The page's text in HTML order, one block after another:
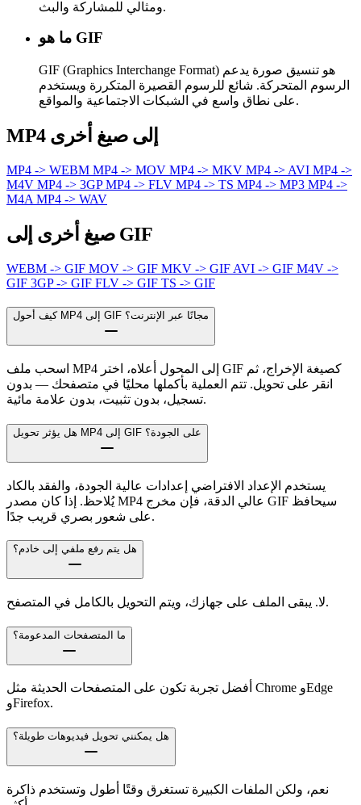
ومثالي للمشاركة والبث.
ما هو GIF
GIF (Graphics Interchange Format) هو تنسيق صورة يدعم
الرسوم المتحركة. شائع للرسوم القصيرة المتكررة ويستخدم
على نطاق واسع في الشبكات الاجتماعية والمواقع.
MP4 إلى صيغ أخرى
MP4 -> WEBM MP4 -> MOV MP4 -> MKV MP4 -> AVI MP4 ->
M4V MP4 -> 3GPMP4 -> FLV MP4 -> TS MP4 -> MP3 MP4 ->
M4A MP4 -> WAV
صيغ أخرى إلى GIF
WEBM -> GIF MOV -> GIF MKV -> GIF AVI -> GIF M4V ->
GIF 3GP -> GIF FLV -> GIF TS -> GIF
كيف أحول MP4 إلى GIF مجانًا عبر الإنترنت؟
اسحب ملف MP4 إلى المحول أعلاه، اختر GIF كصيغة الإخراج، ثم
انقر على تحويل. تتم العملية بأكملها محليًا في متصفحك — بدون
تسجيل، بدون تثبيت، بدون علامة مائية.
هل يؤثر تحويل MP4 إلى GIF على الجودة؟
يستخدم الإعداد الافتراضي إعدادات عالية الجودة، والفقد بالكاد
يُلاحظ. إذا كان مصدر MP4 عالي الدقة، فإن مخرج GIF سيحافظ
على شعور بصري قريب جدًا.
هل يتم رفع ملفي إلى خادم؟
لا. يبقى الملف على جهازك، ويتم التحويل بالكامل في المتصفح.
ما المتصفحات المدعومة؟
أفضل تجربة تكون على المتصفحات الحديثة مثل Chrome وEdge
وFirefox.
هل يمكنني تحويل فيديوهات طويلة؟
نعم، ولكن الملفات الكبيرة تستغرق وقتًا أطول وتستخدم ذاكرة